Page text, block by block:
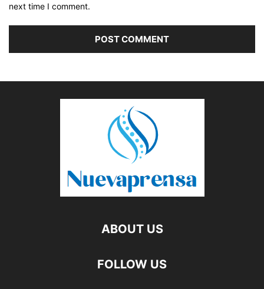
next time I comment.
ABOUT US
FOLLOW US